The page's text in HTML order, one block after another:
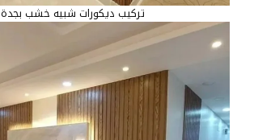
تركيب ديكورات شبيه خشب بجدة